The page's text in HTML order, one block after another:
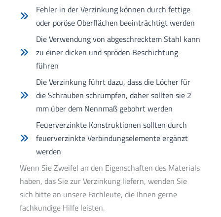
Fehler in der Verzinkung können durch fettige
oder poröse Oberflächen beeinträchtigt werden
Die Verwendung von abgeschrecktem Stahl kann
zu einer dicken und spröden Beschichtung
führen
Die Verzinkung führt dazu, dass die Löcher für
die Schrauben schrumpfen, daher sollten sie 2
mm über dem Nennmaß gebohrt werden
Feuerverzinkte Konstruktionen sollten durch
feuerverzinkte Verbindungselemente ergänzt
werden
Wenn Sie Zweifel an den Eigenschaften des Materials
haben, das Sie zur Verzinkung liefern, wenden Sie
sich bitte an unsere Fachleute, die Ihnen gerne
fachkundige Hilfe leisten.